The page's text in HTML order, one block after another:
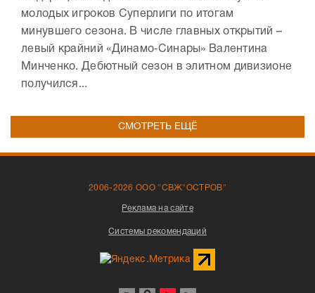
молодых игроков Суперлиги по итогам
минувшего сезона. В числе главных открытий –
левый крайний «Динамо‑Синары» Валентина
Минченко. Дебютный сезон в элитном дивизионе
получился...
СМОТРЕТЬ ЕЩЁ
2006-2026 ООО "СВЖ"ОСТРОВ"
Реклама на сайте
Системы рекомендаций